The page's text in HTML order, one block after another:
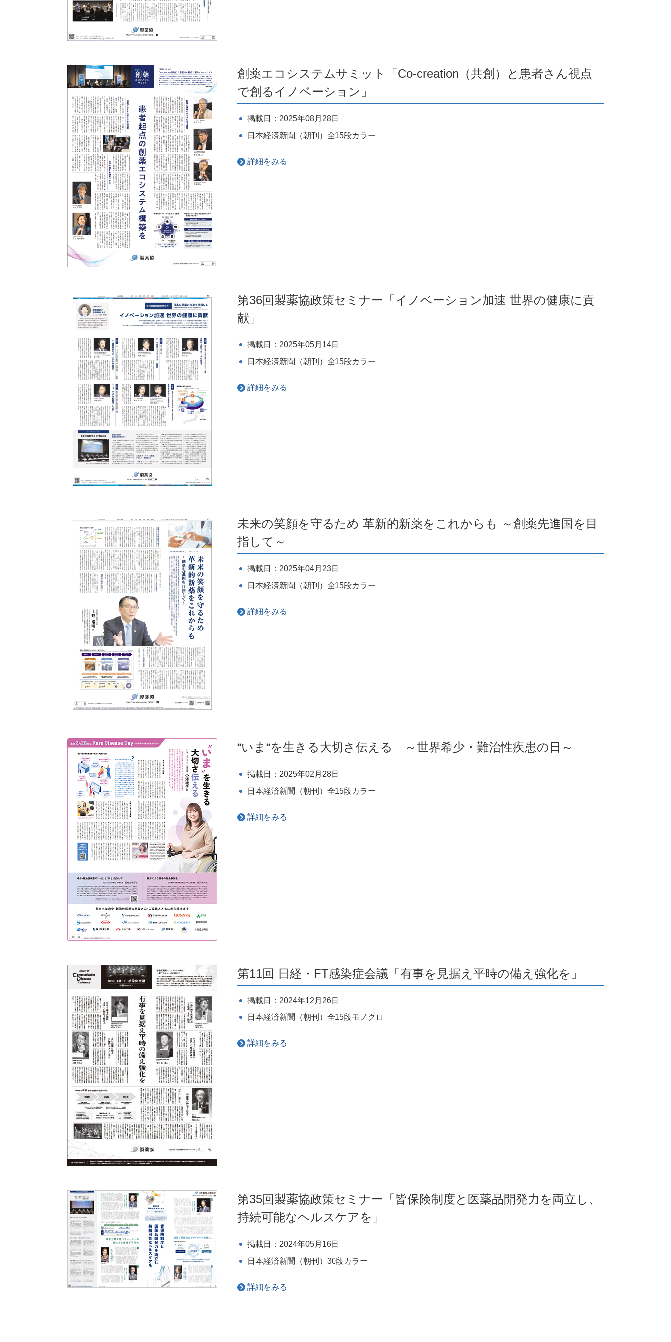
創薬エコシステムサミット「Co-creation（共創）と患者さん視点
で創るイノベーション」
掲載日：2025年08月28日
日本経済新聞（朝刊）全15段カラー
詳細をみる
第36回製薬協政策セミナー「イノベーション加速 世界の健康に貢
献」
掲載日：2025年05月14日
日本経済新聞（朝刊）全15段カラー
詳細をみる
未来の笑顔を守るため 革新的新薬をこれからも ～創薬先進国を目
指して～
掲載日：2025年04月23日
日本経済新聞（朝刊）全15段カラー
詳細をみる
“いま“を生きる大切さ伝える ～世界希少・難治性疾患の日～
掲載日：2025年02月28日
日本経済新聞（朝刊）全15段カラー
詳細をみる
第11回 日経・FT感染症会議「有事を見据え平時の備え強化を」
掲載日：2024年12月26日
日本経済新聞（朝刊）全15段モノクロ
詳細をみる
第35回製薬協政策セミナー「皆保険制度と医薬品開発力を両立し、
持続可能なヘルスケアを」
掲載日：2024年05月16日
日本経済新聞（朝刊）30段カラー
詳細をみる